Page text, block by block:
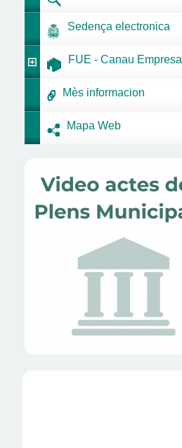
Sedença electronica
FUE - Canau Empresa
Mès informacion
Mapa Web